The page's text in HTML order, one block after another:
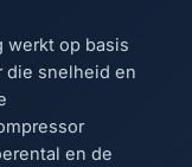
werkt op basis
die snelheid en
en de